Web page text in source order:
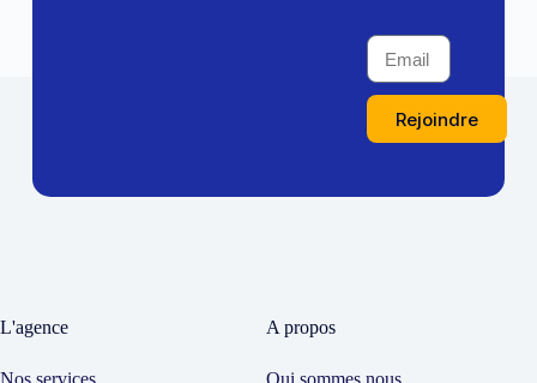
Rejoindre
L'agence A propos